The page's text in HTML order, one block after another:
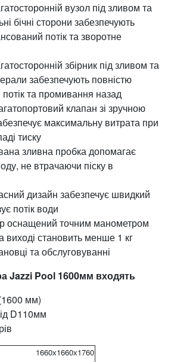
вузол під зливом та
бічні сторони забезпечують
потік та зворотне
збірник під зливом та
забезпечують повністю
та промивання назад
клапан зі зручною
максимальну витрата при
тиску
зливна пробка допомагає
не втрачаючи піску в
дизайн забезпечує швидкий
потік води
оснащений точним манометром
виході становить менше 1 кг
та обслуговуванні
Jazzi Pool 1600мм входять
мм)
D110мм
1660х1660х1760